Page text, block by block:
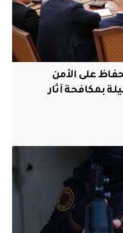
على الأمن
بمكافحة آثار